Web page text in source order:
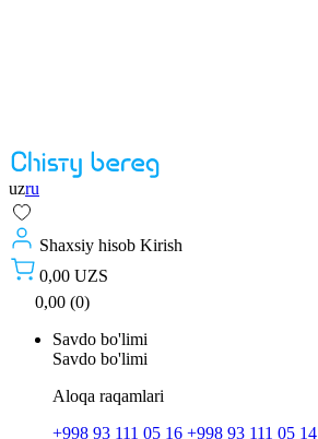
uzru
Shaxsiy hisob Kirish
0,00 UZS
0,00 (0)
Savdo bo'limi
Savdo bo'limi
Aloqa raqamlari
+998 93 111 05 16 +998 93 111 05 14